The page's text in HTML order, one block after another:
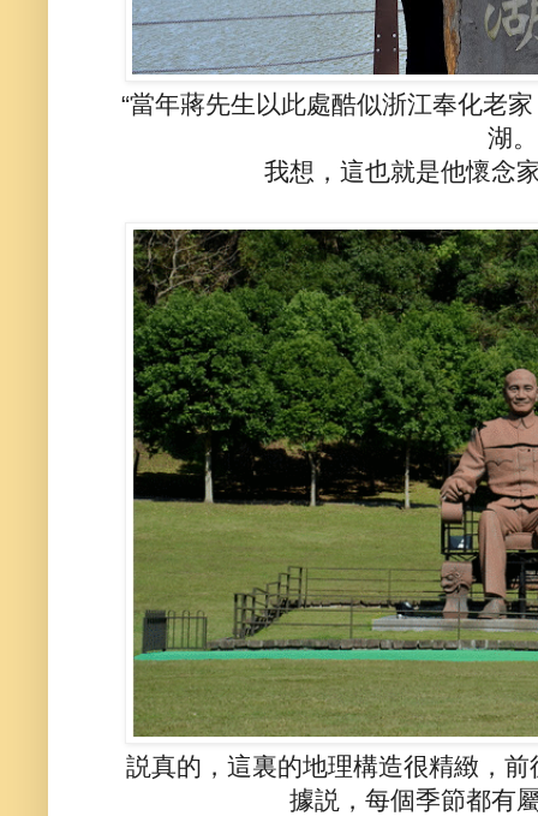
“當年蔣先生以此處酷似浙江奉化老
湖。
我想，這也就是他懷念
説真的，這裏的地理構造很精緻，
據説，每個季節都有